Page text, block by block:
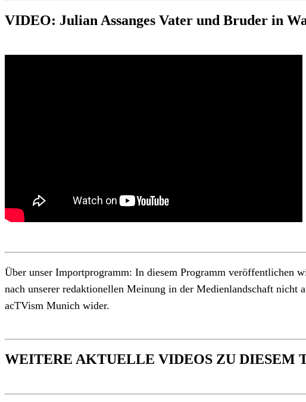
VIDEO: Julian Assanges Vater und Bruder in
Über unser Importprogramm: In diesem Programm veröffentlichen
nach unserer redaktionellen Meinung in der Medienlandschaft
acTVism Munich wider.
WEITERE AKTUELLE VIDEOS ZU DIESEM